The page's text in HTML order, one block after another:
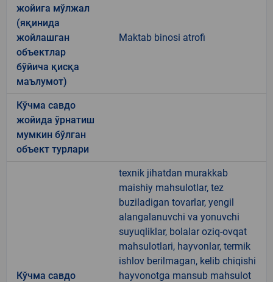
жойига мўлжал
(яқинида
жойлашган
объектлар
бўйича қисқа
маълумот)
Maktab binosi atrofi
Кўчма савдо
жойида ўрнатиш
мумкин бўлган
объект турлари
Кўчма савдо
texnik jihatdan murakkab
maishiy mahsulotlar, tez
buziladigan tovarlar, yengil
alangalanuvchi va yonuvchi
suyuqliklar, bolalar oziq-ovqat
mahsulotlari, hayvonlar, termik
ishlov berilmagan, kelib chiqishi
hayvonotga mansub mahsulot